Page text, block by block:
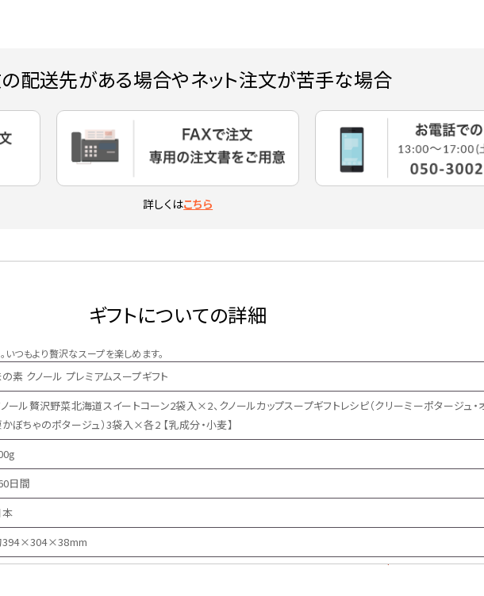
配送先がある場合やネット注文が苦手な場合
詳しくはこちら
ギフトについての詳細
つもより贅沢なスープを楽しめます。
素 クノール プレミアムスープギフト
ール贅沢野菜北海道スイートコーン2袋入×2、クノールカップスープギフトレシピ（クリーミーポタージュ・
ぼちゃのポタージュ）3袋入×各2 【乳成分・小麦】
日間
394×304×38mm